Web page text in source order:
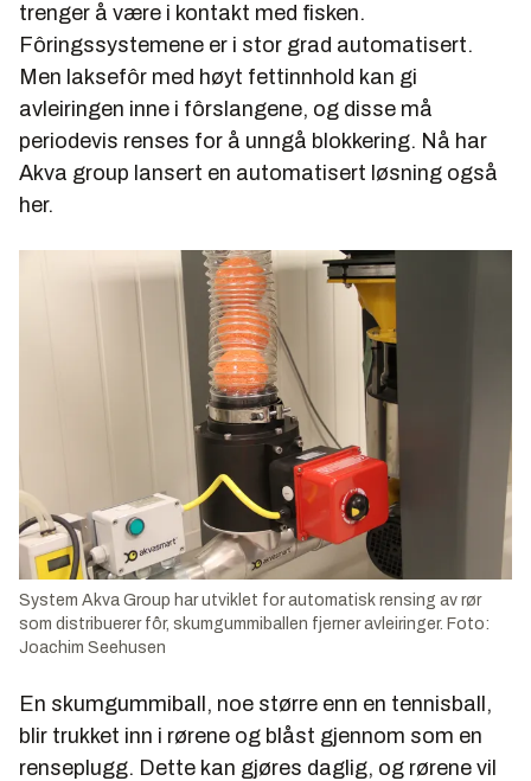
trenger å være i kontakt med fisken.
Fôringssystemene er i stor grad automatisert.
Men laksefôr med høyt fettinnhold kan gi
avleiringen inne i fôrslangene, og disse må
periodevis renses for å unngå blokkering. Nå har
Akva group lansert en automatisert løsning også
her.
System Akva Group har utviklet for automatisk rensing av rør
som distribuerer fôr, skumgummiballen fjerner avleiringer. Foto:
Joachim Seehusen
En skumgummiball, noe større enn en tennisball,
blir trukket inn i rørene og blåst gjennom som en
renseplugg. Dette kan gjøres daglig, og rørene vil